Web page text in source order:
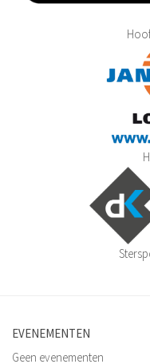
Kledingsponsoren
Reclamebord
Sponsordeuren
Affiche Sponsoren
Wedstrijd en
Sponsormogelijkheden
Sponsor worden?
EVENEMENTEN
Geen evenementen